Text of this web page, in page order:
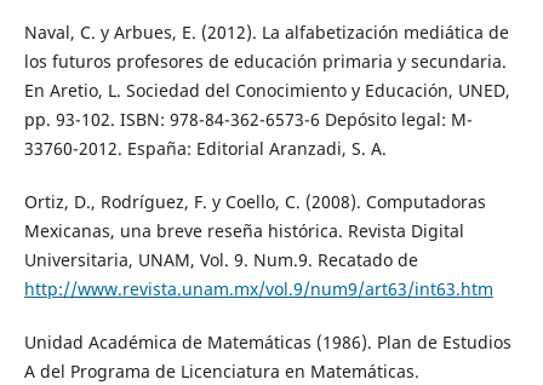
Naval, C. y Arbues, E. (2012). La alfabetización mediática de
los futuros profesores de educación primaria y secundaria.
En Aretio, L. Sociedad del Conocimiento y Educación, UNED,
pp. 93-102. ISBN: 978-84-362-6573-6 Depósito legal: M-
33760-2012. España: Editorial Aranzadi, S. A.
Ortiz, D., Rodríguez, F. y Coello, C. (2008). Computadoras
Mexicanas, una breve reseña histórica. Revista Digital
Universitaria, UNAM, Vol. 9. Num.9. Recatado de
http://www.revista.unam.mx/vol.9/num9/art63/int63.htm
Unidad Académica de Matemáticas (1986). Plan de Estudios
A del Programa de Licenciatura en Matemáticas.